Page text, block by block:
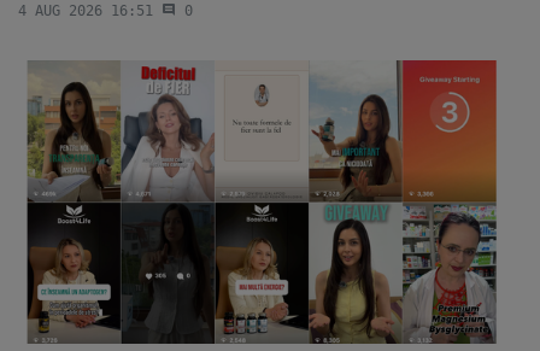
4 AUG 2026 16:51 0